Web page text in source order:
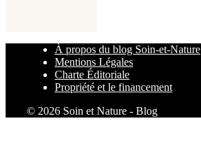
À propos du blog Soin-et-Nature
Mentions Légales
Charte Éditoriale
Propriété et le financement
© 2026 Soin et Nature - Blog